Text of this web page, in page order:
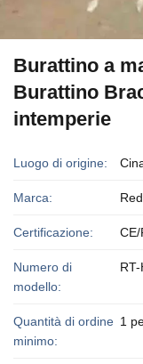
Burattino a
Burattino
intemperie
Luogo di origine:
Marca:
Certificazione: CE/
Numero di
modello:
Quantità di ordine
minimo:
1